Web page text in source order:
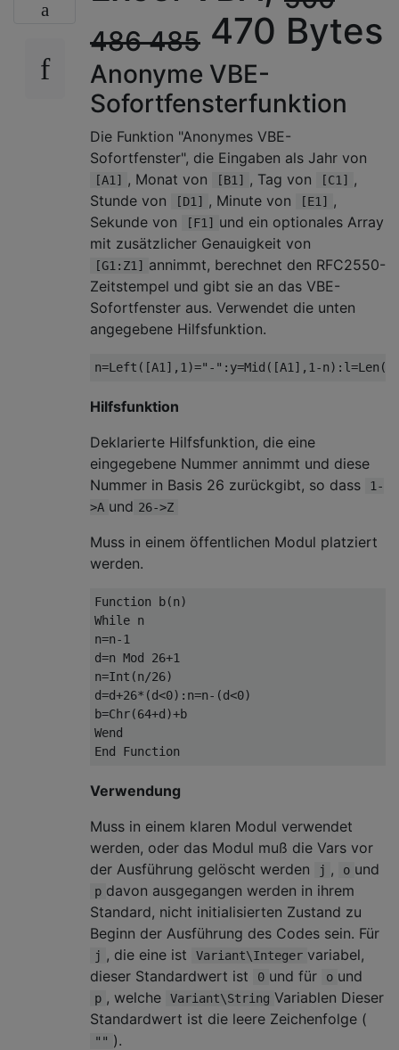
486485 470 Bytes
Anonyme VBE-
Sofortfensterfunktion
Die Funktion "Anonymes VBE-
Sofortfenster", die Eingaben als Jahr von
[A1] , Monat von [B1] , Tag von [C1]
,
Stunde von
[D1] , Minute von [E1]
,
Sekunde von
[F1]
und ein optionales Array
mit zusätzlicher Genauigkeit von
[G1:Z1]
annimmt, berechnet den RFC2550-
Zeitstempel und gibt sie an das VBE-
Sofortfenster aus. Verwendet die unten
angegebene Hilfsfunktion.
n=Left ( [A1] , 1 )="-" : y=Mid ( [A1] , 1 -n): l=Len (
Hilfsfunktion
Deklarierte Hilfsfunktion, die eine
eingegebene Nummer annimmt und diese
Nummer in Basis 26 zurückgibt, so dass
1-
>A und 26->Z
Muss in einem öffentlichen Modul platziert
werden.
Function b(n)
While n
n=n-1
d=n Mod 26+1
n=Int (n/26)
d=d+26*(d<0): n=n-(d<0)
b=Chr(64+d )+
Wend
End
Function
Verwendung
Muss in einem klaren Modul verwendet
werden, oder das Modul muß die Vars vor
der Ausführung gelöscht werden
j , o und
p davon ausgegangen werden in ihrem
Standard, nicht initialisierten Zustand zu
Beginn der Ausführung des Codes sein. Für
j , die eine ist Variant\Integer variabel,
dieser Standardwert ist
0 und für o und
p , welche Variant\String Variablen Dieser
Standardwert ist die leere Zeichenfolge (
"" ).